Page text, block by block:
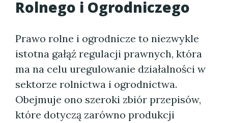
Rolnego i Ogrodniczego
Prawo rolne i ogrodnicze to niezwykle
istotna gałąź regulacji prawnych, która
ma na celu uregulowanie działalności w
sektorze rolnictwa i ogrodnictwa.
Obejmuje ono szeroki zbiór przepisów,
które dotyczą zarówno produkcji